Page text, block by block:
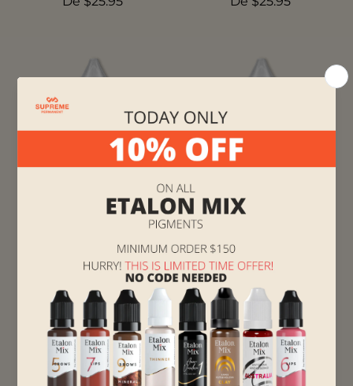
Puerto gris de Brovi
De $25.95
Brovi Chocolate
Supreme Permanent
De $25.95